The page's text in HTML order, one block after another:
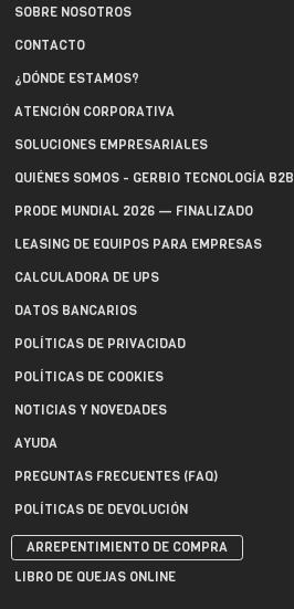
SOBRE NOSOTROS
CONTACTO
¿DÓNDE ESTAMOS?
ATENCIÓN CORPORATIVA
SOLUCIONES EMPRESARIALES
QUIÉNES SOMOS - GERBIO TECNOLOGÍA B2B
PRODE MUNDIAL 2026 — FINALIZADO
LEASING DE EQUIPOS PARA EMPRESAS
CALCULADORA DE UPS
DATOS BANCARIOS
POLÍTICAS DE PRIVACIDAD
POLÍTICAS DE COOKIES
NOTICIAS Y NOVEDADES
AYUDA
PREGUNTAS FRECUENTES (FAQ)
POLÍTICAS DE DEVOLUCIÓN
ARREPENTIMIENTO DE COMPRA
LIBRO DE QUEJAS ONLINE